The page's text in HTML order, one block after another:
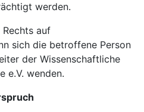
werden.
auf
sich die betroffene Person
der Wissenschaftliche
e.V. wenden.